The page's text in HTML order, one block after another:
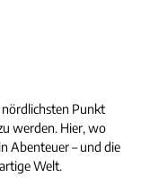
Punkt
werden. Hier, wo
Abenteuer – und die
Welt.